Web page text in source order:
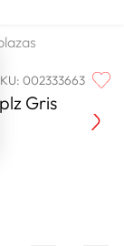
:002333663
Gris